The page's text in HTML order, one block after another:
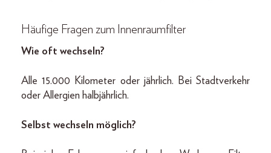
Häufige Fragen zum Innenraumfilter
Wie oft wechseln?
Alle 15.000 Kilometer oder jährlich. Bei Stadtverkehr
oder Allergien halbjährlich.
Selbst wechseln möglich?